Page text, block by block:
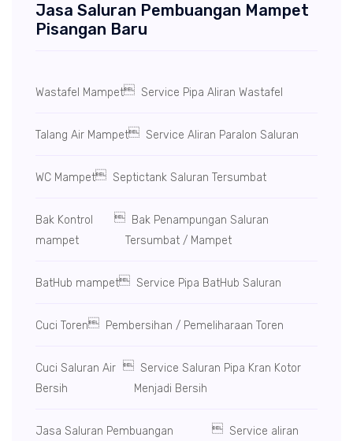
Jasa Saluran Pembuangan Mampet
Pisangan Baru
Wastafel Mampet Service Pipa Aliran Wastafel
Talang Air Mampet Service Aliran Paralon Saluran
WC Mampet Septictank Saluran Tersumbat
Bak Kontrol
mampet
 Bak Penampungan Saluran
Tersumbat / Mampet
BatHub mampet Service Pipa BatHub Saluran
Cuci Toren Pembersihan / Pemeliharaan Toren
Cuci Saluran Air
Bersih
Service Saluran Pipa Kran Kotor
Menjadi Bersih
Jasa Saluran Pembuangan
Service aliran